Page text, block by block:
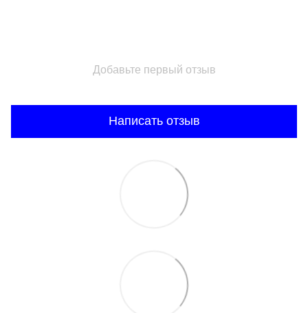
Добавьте первый отзыв
Написать отзыв